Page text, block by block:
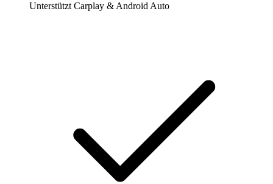
Unterstützt Carplay & Android Auto